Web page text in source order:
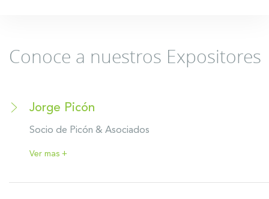
Conoce a nuestros Expositores
Jorge Picón
Socio de Picón & Asociados
Ver mas +